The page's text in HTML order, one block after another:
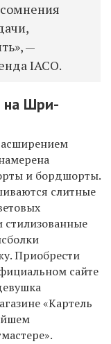
сомнения
—
IACO.
на Шри-
и бордшорты.
слитные
Приобрести
сайте
«Картель